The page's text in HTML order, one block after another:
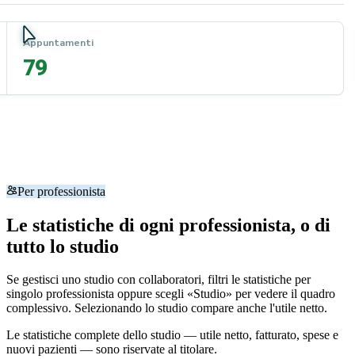
Appuntamenti
79
Per professionista
Le statistiche di ogni professionista, o di
tutto lo studio
Se gestisci uno studio con collaboratori, filtri le statistiche per
singolo professionista oppure scegli «Studio» per vedere il quadro
complessivo. Selezionando lo studio compare anche l'utile netto.
Le statistiche complete dello studio — utile netto, fatturato, spese e
nuovi pazienti — sono riservate al titolare.